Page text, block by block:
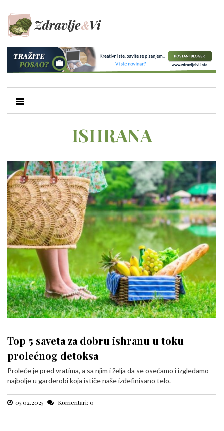
ISHRANA
Top 5 saveta za dobru ishranu u toku
prolećnog detoksa
Proleće je pred vratima, a sa njim i želja da se osećamo i izgledamo
najbolje u garderobi koja ističe naše izdefinisano telo.
05.02.2025 Komentari: 0